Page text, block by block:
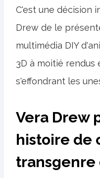
C'est une décision
Drew de le
multimédia DIY
3D à moitié
s'effondrant les
Vera Drew
histoire de